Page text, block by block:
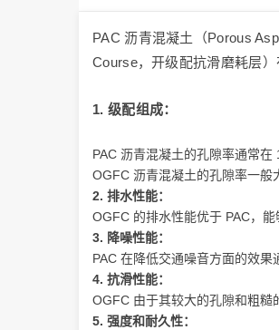
PAC 沥青混凝土（Porous
Course，开级配抗滑磨耗层）
1. 级配组成：
PAC 沥青混凝土的孔隙率通常在
OGFC 沥青混凝土的孔隙率一般
2. 排水性能：
OGFC 的排水性能优于 PAC，能
3. 降噪性能：
PAC 在降低交通噪音方面的效果
4. 抗滑性能：
OGFC 由于其较大的孔隙和粗糙
5. 强度和耐久性：